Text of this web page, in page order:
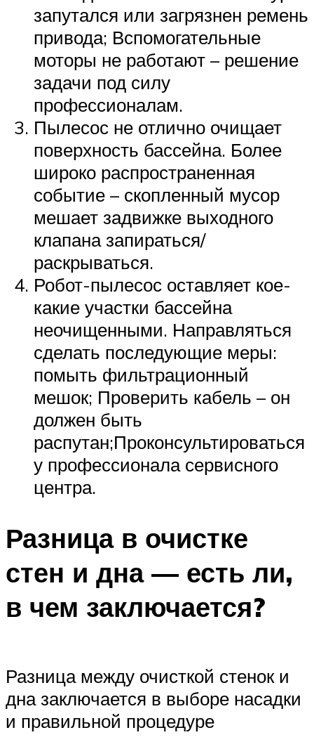
запутался или загрязнен ремень
привода; Вспомогательные
моторы не работают – решение
задачи под силу
профессионалам.
Пылесос не отлично очищает
поверхность бассейна. Более
широко распространенная
событие – скопленный мусор
мешает задвижке выходного
клапана запираться/
раскрываться.
Робот-пылесос оставляет кое-
какие участки бассейна
неочищенными. Направляться
сделать последующие меры:
помыть фильтрационный
мешок; Проверить кабель – он
должен быть
распутан;Проконсультироваться
у профессионала сервисного
центра.
Разница в очистке
стен и дна — есть ли,
в чем заключается?
Разница между очисткой стенок и
дна заключается в выборе насадки
и правильной процедуре